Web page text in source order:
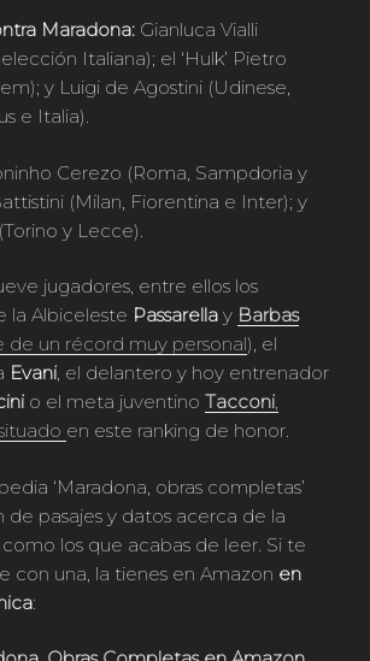
Maradona: Gianluca Vialli
Italiana); el ‘Hulk’ Pietro
y Luigi de Agostini (Udinese,
e Italia).
Cerezo (Roma, Sampdoria y
(Milan, Fiorentina e Inter); y
y Lecce).
jugadores, entre ellos los
la Albiceleste Passarella y Barbas
de un récord muy personal), el
Evani, el delantero y hoy entrenador
o el meta juventino Tacconi,
en este ranking de honor.
‘Maradona, obras completas’
de pasajes y datos acerca de la
como los que acabas de leer. Si te
con una, la tienes en Amazon en
: